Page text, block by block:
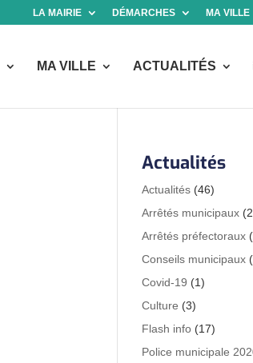
LA MAIRIE DÉMARCHES MA VILLE
MA VILLE ACTUALITÉS
Actualités
Actualités (46)
Arrêtés municipaux
Arrêtés préfectoraux
Conseils municipaux
Covid-19 (1)
Culture (3)
Flash info (17)
Police municipale